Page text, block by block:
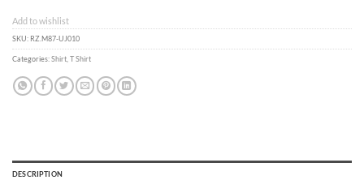
Add to wishlist
SKU: RZ.M87-UJ010
Categories:Shirt,T Shirt
DESCRIPTION